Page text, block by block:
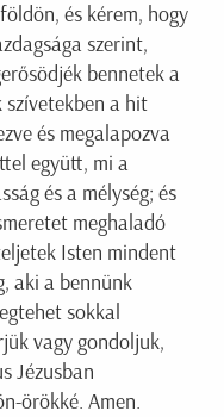
és kérem, hogy
szerint,
bennetek a
szívetekben a hit
és megalapozva
együtt, mi a
és a mélység; és
meghaladó
Isten mindent
aki a bennünk
sokkal
vagy gondoljuk,
Jézusban
örökké. Amen.